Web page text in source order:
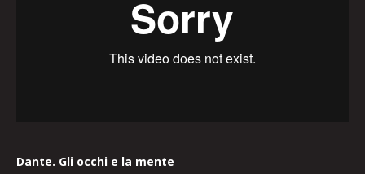
Dante. Gli occhi e la mente